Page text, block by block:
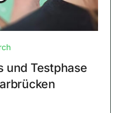
und Testphase